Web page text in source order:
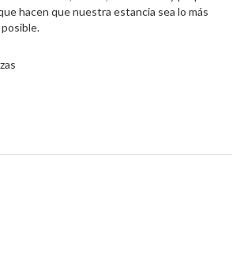
hacen que nuestra estancia sea lo más